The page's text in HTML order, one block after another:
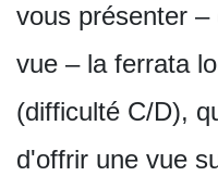
vous présenter
vue – la ferrata
(difficulté C/D),
d'offrir une vue